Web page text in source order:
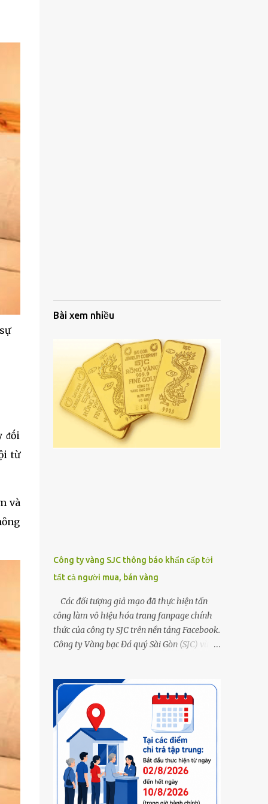
ᵭṓi
từ
và
Bài xem nhiều
Công ty vàng SJC thông báo khẩn cấp tới
tất cả người mua, bán vàng
Các đối tượng giả mạo đã thực hiện tấn
công làm vô hiệu hóa trang fanpage chính
thức của công ty SJC trên nền tảng Facebook.
Công ty Vàng bạc Đá quý Sài Gòn (SJC) vừa
fanpage chính thức của công ty SJC trên nền
tảng Facebook (đường link page
www.facebook.com/sjcsaigon). Trước đó,
công ty liên tục ghi nhận và cảnh báo đến
khách hàng việc các đối tượng xấu giả mạo
Fanpage của SJC trên nền tảng Facebook
nhằm mục đích lừa đảo, trục lợi. Để bảo đảm
an toàn tài sản cho khách hàng, công ty SJC